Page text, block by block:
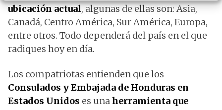
ubicación actual, algunas de ellas son: Asia,
Canadá, Centro América, Sur América, Europa,
entre otros. Todo dependerá del país en el que
radiques hoy en día.
Los compatriotas entienden que los
Consulados y Embajada de Honduras en
Estados Unidos es unaherramienta que